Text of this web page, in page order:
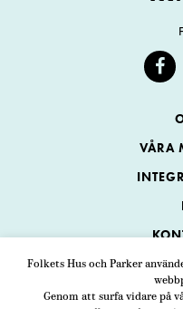
Folkets Hus och Parker
Genom att surfa vidare på
VÅRA